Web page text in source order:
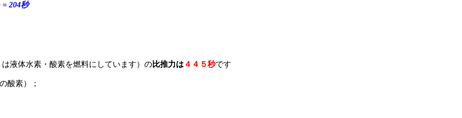
= 204秒
液体水素・酸素を燃料にしています）の比推力は ４４５秒です
酸素）；